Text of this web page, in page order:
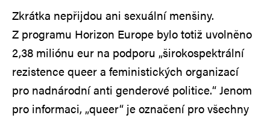
Zkrátka nepřijdou ani sexuální menšiny.
Z programu Horizon Europe bylo totiž uvolněno
2,38 miliónu eur na podporu „širokospektrální
rezistence queer a feministických organizací
pro nadnárodní anti genderové politice.“ Jenom
pro informaci, „queer“ je označení pro všechny